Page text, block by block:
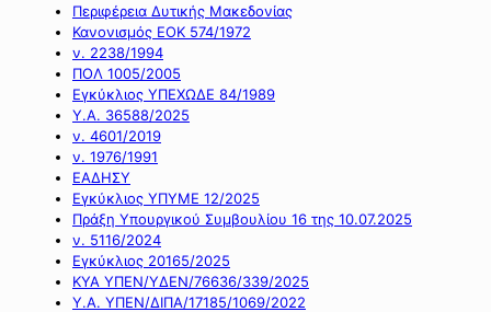
Περιφέρεια Δυτικής Μακεδονίας
Κανονισμός ΕΟΚ 574/1972
ν. 2238/1994
ΠΟΛ 1005/2005
Εγκύκλιος ΥΠΕΧΩΔΕ 84/1989
Υ.Α. 36588/2025
ν. 4601/2019
ν. 1976/1991
ΕΑΔΗΣΥ
Εγκύκλιος ΥΠΥΜΕ 12/2025
Πράξη Υπουργικού Συμβουλίου 16 της 10.07.2025
ν. 5116/2024
Εγκύκλιος 20165/2025
ΚΥΑ ΥΠΕΝ/ΥΔΕΝ/76636/339/2025
Υ.Α. ΥΠΕΝ/ΔΙΠΑ/17185/1069/2022